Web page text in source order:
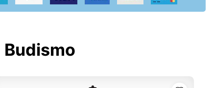
Budismo